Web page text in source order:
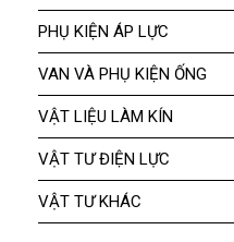
PHỤ KIỆN ÁP LỰC
VAN VÀ PHỤ KIỆN ỐNG
VẬT LIỆU LÀM KÍN
VẬT TƯ ĐIỆN LỰC
VẬT TƯ KHÁC